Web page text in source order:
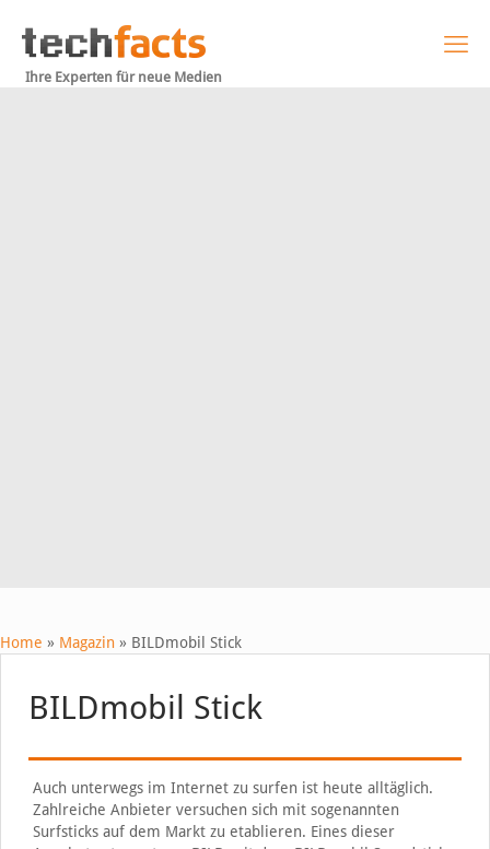
Ihre Experten für neue Medien
Home » Magazin » BILDmobil Stick
BILDmobil Stick
Auch unterwegs im Internet zu surfen ist heute alltäglich.
Zahlreiche Anbieter versuchen sich mit sogenannten
Surfsticks auf dem Markt zu etablieren. Eines dieser